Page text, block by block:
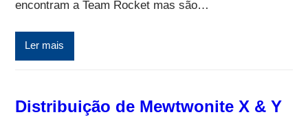
encontram a Team Rocket mas são…
Ler mais
Distribuição de Mewtwonite X & Y